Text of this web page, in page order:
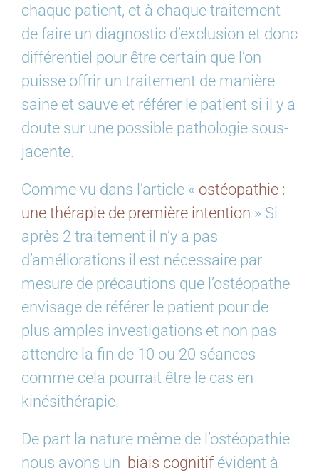
chaque patient, et à chaque traitement
de faire un diagnostic d’exclusion et donc
différentiel pour être certain que l’on
puisse offrir un traitement de manière
saine et sauve et référer le patient si il y a
doute sur une possible pathologie sous-
jacente.
Comme vu dans l’article « ostéopathie :
une thérapie de première intention » Si
après 2 traitement il n’y a pas
d’améliorations il est nécessaire par
mesure de précautions que l’ostéopathe
envisage de référer le patient pour de
plus amples investigations et non pas
attendre la fin de 10 ou 20 séances
comme cela pourrait être le cas en
kinésithérapie.
De part la nature même de l’ostéopathie
nous avons un biais cognitifévident à